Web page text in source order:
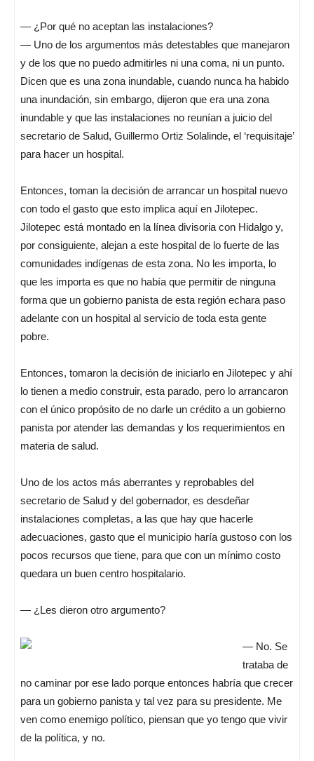
— ¿Por qué no aceptan las instalaciones?
— Uno de los argumentos más detestables que manejaron
y de los que no puedo admitirles ni una coma, ni un punto.
Dicen que es una zona inundable, cuando nunca ha habido
una inundación, sin embargo, dijeron que era una zona
inundable y que las instalaciones no reunían a juicio del
secretario de Salud, Guillermo Ortiz Solalinde, el ‘requisitaje’
para hacer un hospital.
Entonces, toman la decisión de arrancar un hospital nuevo
con todo el gasto que esto implica aquí en Jilotepec.
Jilotepec está montado en la línea divisoria con Hidalgo y,
por consiguiente, alejan a este hospital de lo fuerte de las
comunidades indígenas de esta zona. No les importa, lo
que les importa es que no había que permitir de ninguna
forma que un gobierno panista de esta región echara paso
adelante con un hospital al servicio de toda esta gente
pobre.
Entonces, tomaron la decisión de iniciarlo en Jilotepec y ahí
lo tienen a medio construir, esta parado, pero lo arrancaron
con el único propósito de no darle un crédito a un gobierno
panista por atender las demandas y los requerimientos en
materia de salud.
Uno de los actos más aberrantes y reprobables del
secretario de Salud y del gobernador, es desdeñar
instalaciones completas, a las que hay que hacerle
adecuaciones, gasto que el municipio haría gustoso con los
pocos recursos que tiene, para que con un mínimo costo
quedara un buen centro hospitalario.
— ¿Les dieron otro argumento?
— No. Se
trataba de
no caminar por ese lado porque entonces habría que crecer
para un gobierno panista y tal vez para su presidente. Me
ven como enemigo político, piensan que yo tengo que vivir
de la política, y no.